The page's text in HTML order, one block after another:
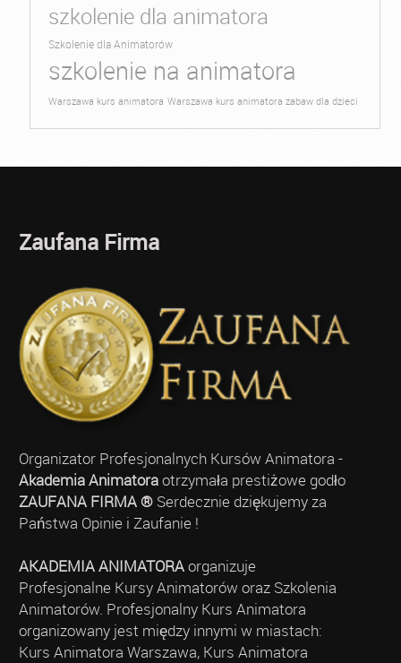
szkolenie dla animatora
Szkolenie dla Animatorów
szkolenie na animatora
Warszawa kurs animatora Warszawa kurs animatora zabaw dla dzieci
Zaufana Firma
Organizator Profesjonalnych Kursów Animatora -
Akademia Animatoraotrzymała prestiżowe godło
ZAUFANA FIRMA ®Serdecznie dziękujemy za
Państwa Opinie i Zaufanie !
AKADEMIA ANIMATORAorganizuje
Profesjonalne Kursy Animatorów oraz Szkolenia
Animatorów. Profesjonalny Kurs Animatora
organizowany jest między innymi w miastach:
Kurs Animatora Warszawa, Kurs Animatora